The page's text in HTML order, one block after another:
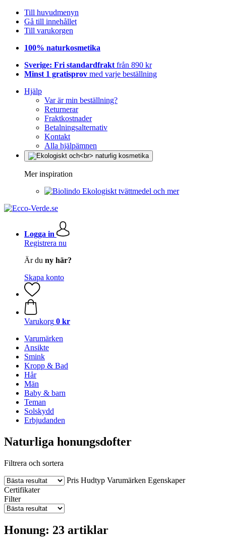
Till huvudmenyn
Gå till innehållet
Till varukorgen
100% naturkosmetika
Sverige: Fri standardfrakt från 890 kr
Minst 1 gratisprov med varje beställning
Hjälp
Var är min beställning?
Returnerar
Fraktkostnader
Betalningsalternativ
Kontakt
Alla hjälpämnen
Mer inspiration
Ekologiskt tvättmedel och mer
Logga in
Registrera nu
Är du ny här?
Skapa konto
Varukorg 0 kr
Varumärken
Ansikte
Smink
Kropp & Bad
Hår
Män
Baby & barn
Teman
Solskydd
Erbjudanden
Naturliga honungsdofter
Filtrera och sortera
Pris Hudtyp Varumärken Egenskaper
Certifikater
Filter
Honung: 23 artiklar